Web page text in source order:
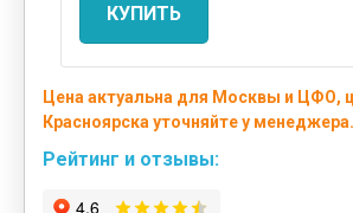
КУПИТЬ
Цена актуальна для Москвы и ЦФО,
Красноярска уточняйте у менеджера.
Рейтинг и отзывы: